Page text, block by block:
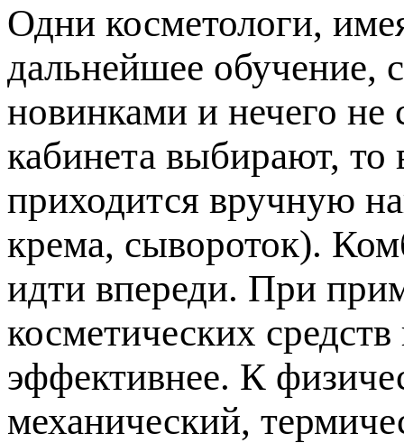
Одни косметологи,
дальнейшее обучение,
новинками и нечего
кабинета выбирают, то
приходится вручную
крема, сывороток).
идти впереди. При
косметических
эффективнее. К
механический,